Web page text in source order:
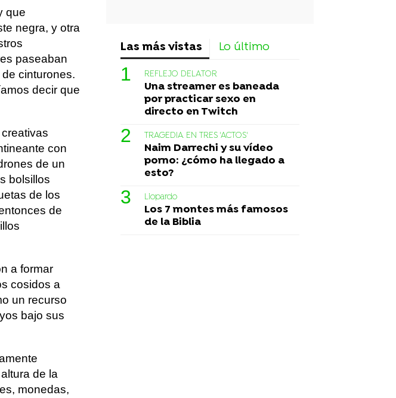
que
negra, y otra
paseaban
de cinturones.
decir que
con
de un
bolsillos
de los
de
a formar
cosidos a
un recurso
bajo sus
de la
monedas,
Las más vistas Lo último
REFLEJO DELATOR
Una streamer es baneada
por practicar sexo en
directo en Twitch
TRAGEDIA EN TRES 'ACTOS'
Naim Darrechi y su vídeo
porno: ¿cómo ha llegado a
esto?
Liopardo
Los 7 montes más famosos
de la Biblia